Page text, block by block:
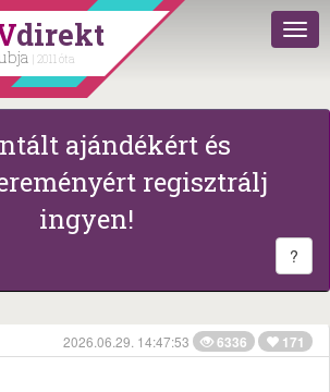
direkt
| 2011 óta
ajándékért és
regisztrálj
ingyen!
?
2026.06.29. 14:47:53 6336 171